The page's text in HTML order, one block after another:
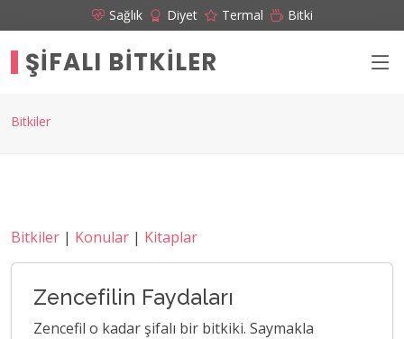
Sağlık Diyet Termal Bitki
ŞIFALI BITKILER
Bitkiler
Bitkiler | Konular | Kitaplar
Zencefilin Faydaları
Zencefil o kadar şifalı bir bitkiki. Saymakla